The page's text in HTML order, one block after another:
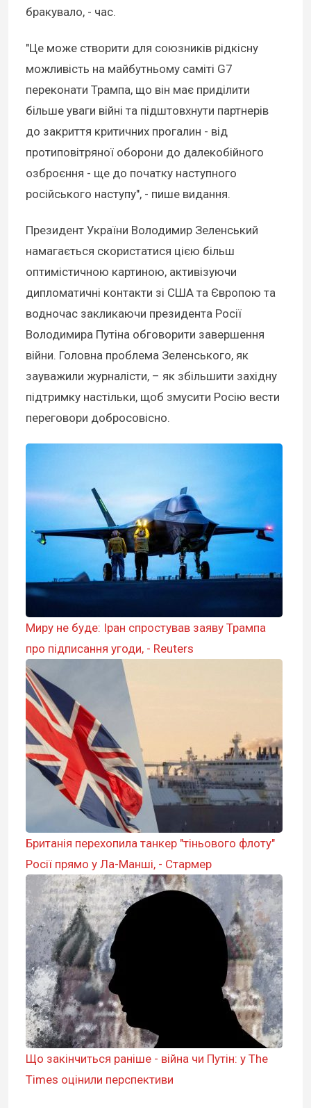
бракувало, - час.
"Це може створити для союзників рідкісну
можливість на майбутньому саміті G7
переконати Трампа, що він має приділити
більше уваги війні та підштовхнути партнерів
до закриття критичних прогалин - від
протиповітряної оборони до далекобійного
озброєння - ще до початку наступного
російського наступу", - пише видання.
Президент України Володимир Зеленський
намагається скористатися цією більш
оптимістичною картиною, активізуючи
дипломатичні контакти зі США та Європою та
водночас закликаючи президента Росії
Володимира Путіна обговорити завершення
війни. Головна проблема Зеленського, як
зауважили журналісти, – як збільшити західну
підтримку настільки, щоб змусити Росію вести
переговори добросовісно.
Миру не буде: Іран спростував заяву Трампа
про підписання угоди, - Reuters
Британія перехопила танкер "тіньового флоту"
Росії прямо у Ла-Манші, - Стармер
Що закінчиться раніше - війна чи Путін: у The
Times оцінили перспективи